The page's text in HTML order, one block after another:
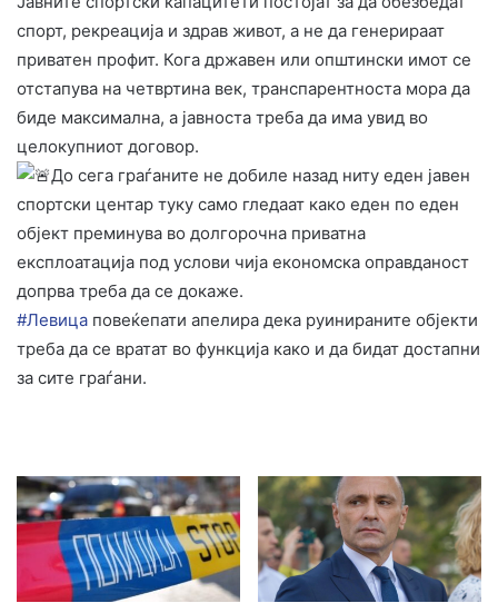
спорт, рекреација и здрав живот, а не да генерираат
приватен профит. Кога државен или општински имот се
отстапува на четвртина век, транспарентноста мора да
биде максимална, а јавноста треба да има увид во
целокупниот договор.
До сега граѓаните не добиле назад ниту еден јавен
спортски центар туку само гледаат како еден по еден
објект преминува во долгорочна приватна
експлоатација под услови чија економска оправданост
допрва треба да се докаже.
#Левица повеќепати апелира дека руинираните објекти
треба да се вратат во функција како и да бидат достапни
за сите граѓани.